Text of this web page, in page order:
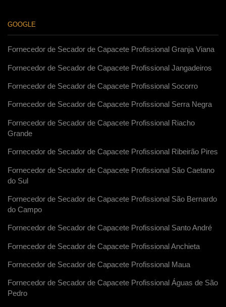
GOOGLE
Fornecedor de Secador de Capacete Profissional Granja Viana
Fornecedor de Secador de Capacete Profissional Jangadeiros
Fornecedor de Secador de Capacete Profissional Socorro
Fornecedor de Secador de Capacete Profissional Serra Negra
Fornecedor de Secador de Capacete Profissional Riacho
Grande
Fornecedor de Secador de Capacete Profissional Ribeirão Pires
Fornecedor de Secador de Capacete Profissional São Caetano
do Sul
Fornecedor de Secador de Capacete Profissional São Bernardo
do Campo
Fornecedor de Secador de Capacete Profissional Santo André
Fornecedor de Secador de Capacete Profissional Anchieta
Fornecedor de Secador de Capacete Profissional Maua
Fornecedor de Secador de Capacete Profissional Águas de São
Pedro